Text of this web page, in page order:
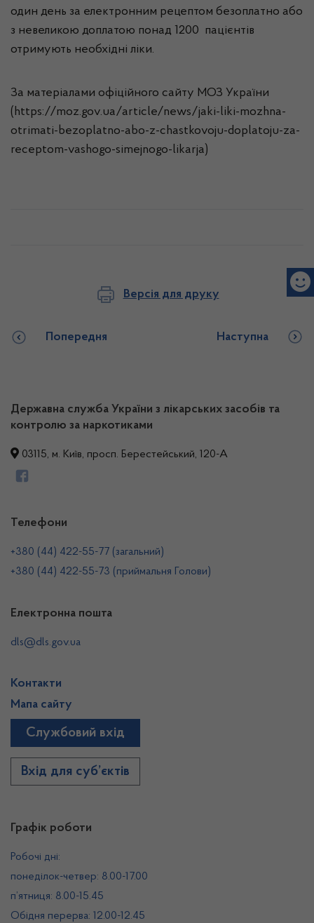
один день за електронним рецептом безоплатно або
з невеликою доплатою понад 1200 пацієнтів
отримують необхідні ліки.
За матеріалами офіційного сайту МОЗ України
(https://moz.gov.ua/article/news/jaki-liki-mozhna-
otrimati-bezoplatno-abo-z-chastkovoju-doplatoju-za-
receptom-vashogo-simejnogo-likarja)
Версія для друку
Попередня Наступна
Державна служба України з лікарських засобів та
контролю за наркотиками
03115, м. Київ, просп. Берестейський, 120-А
Графік роботи
Робочі дні:
понеділок-четвер: 8.00-17.00
п’ятниця: 8.00-15.45
Обідня перерва: 12.00-12.45
Телефони
+380 (44) 422-55-77 (загальний)
+380 (44) 422-55-73 (приймальня Голови)
Електронна пошта
dls@dls.gov.ua
Контакти
Мапа сайту
Службовий вхід
Вхід для суб’єктів